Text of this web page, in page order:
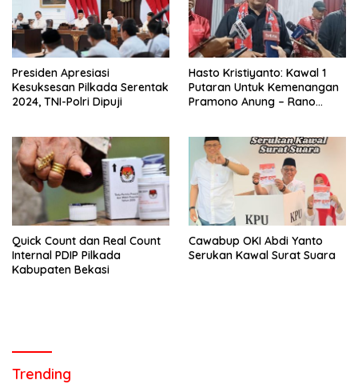
Presiden Apresiasi
Kesuksesan Pilkada Serentak
2024, TNI-Polri Dipuji
Hasto Kristiyanto: Kawal 1
Putaran Untuk Kemenangan
Pramono Anung – Rano
Quick Count dan Real Count
Internal PDIP Pilkada
Kabupaten Bekasi
Cawabup OKI Abdi Yanto
Serukan Kawal Surat Suara
Trending